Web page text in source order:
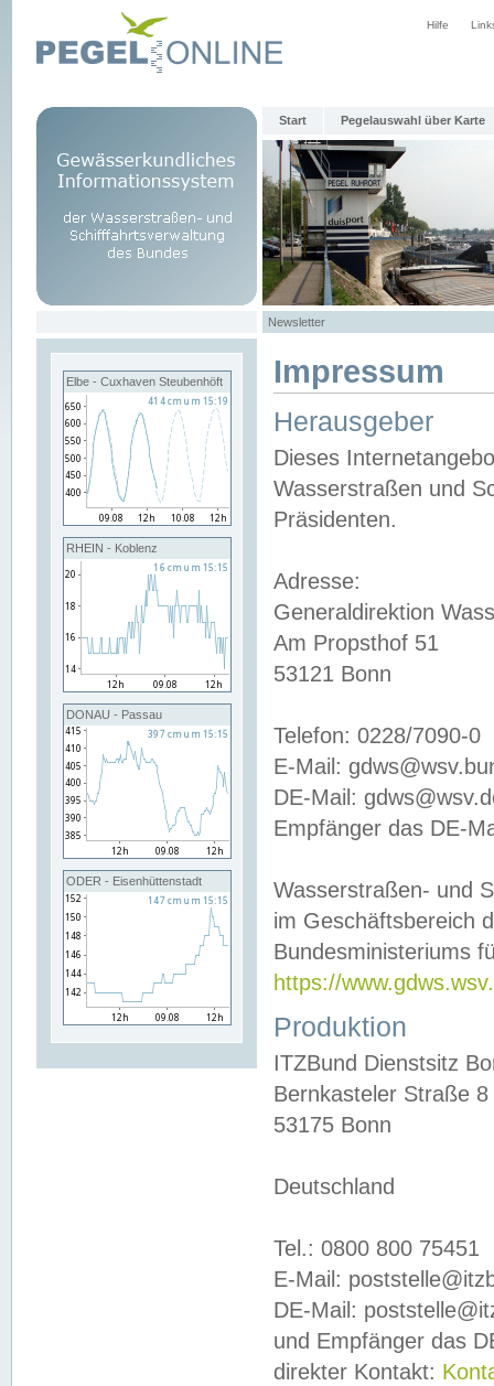
Hilfe
Start Pegelauswahl über Karte
Newsletter
Elbe - Cuxhaven Steubenhöft
RHEIN - Koblenz
DONAU - Passau
ODER - Eisenhüttenstadt
Impressum
Herausgeber
Dieses
Wasserstraßen und
Präsidenten.
Adresse:
Generaldirektion
Am Propsthof 51
53121 Bonn
Telefon: 0228/7090-0
E-Mail:
DE-Mail:
Empfänger das DE-
Wasserstraßen- und
im Geschäftsbereich
Bundesministeriums
https://
Produktion
ITZBund Dienstsitz
Bernkasteler Straße 8
53175 Bonn
Deutschland
Tel.: 0800 800 75451
E-Mail:
DE-Mail:
und Empfänger das
direkter Kontakt: